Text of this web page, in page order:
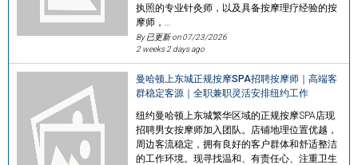
执照的专业针灸师，以及具备按摩理疗经验的按
摩师，…
By 已更新 on07/23/2026
2 weeks 2 days ago
曼哈顿上东城正规按摩SPA招聘按摩师｜高端客
群稳定客源｜全职兼职灵活安排纽约工作
纽约曼哈顿上东城繁华区域的正规按摩SPA店现
招聘男女按摩师加入团队。店铺地理位置优越，
周边客流稳定，拥有良好的客户群体和舒适整洁
的工作环境。现寻找温和、有责任心、注重卫生